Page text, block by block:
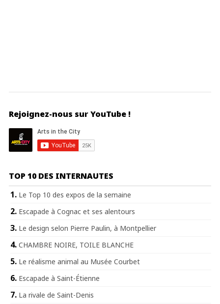
Rejoignez-nous sur YouTube !
TOP 10 DES INTERNAUTES
Le Top 10 des expos de la semaine
Escapade à Cognac et ses alentours
Le design selon Pierre Paulin, à Montpellier
CHAMBRE NOIRE, TOILE BLANCHE
Le réalisme animal au Musée Courbet
Escapade à Saint-Étienne
La rivale de Saint-Denis